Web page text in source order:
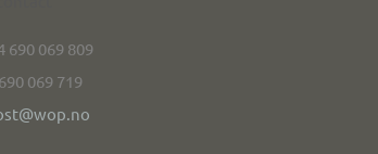
690 069 809
069 719